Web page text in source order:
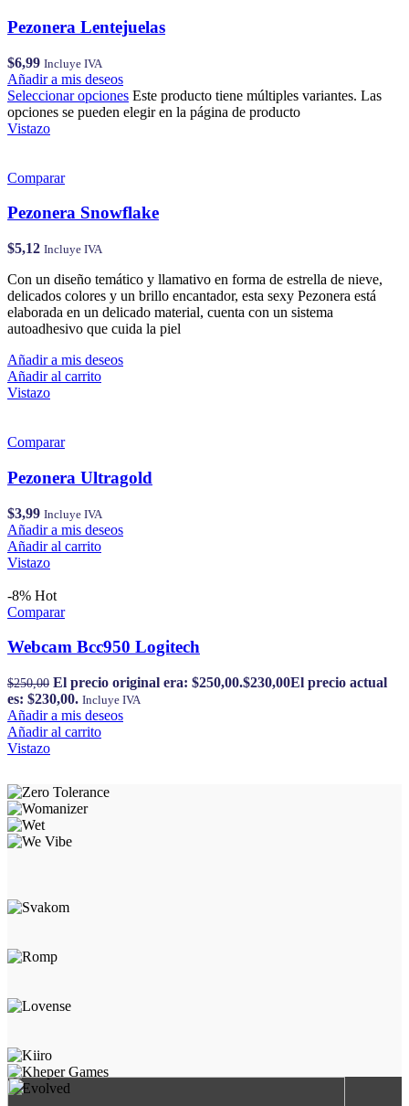
Pezonera Lentejuelas
$6,99 Incluye IVA
Añadir a mis deseos
Seleccionar opciones Este producto tiene múltiples variantes. Las
opciones se pueden elegir en la página de producto
Vistazo
Comparar
Pezonera Snowflake
$5,12 Incluye IVA
Con un diseño temático y llamativo en forma de estrella de nieve,
delicados colores y un brillo encantador, esta sexy Pezonera está
elaborada en un delicado material, cuenta con un sistema
autoadhesivo que cuida la piel
Añadir a mis deseos
Añadir al carrito
Vistazo
Comparar
Pezonera Ultragold
$3,99 Incluye IVA
Añadir a mis deseos
Añadir al carrito
Vistazo
-8% Hot
Comparar
Webcam Bcc950 Logitech
$250,00 El precio original era: $250,00.$230,00El precio actual
es: $230,00. Incluye IVA
Añadir a mis deseos
Añadir al carrito
Vistazo